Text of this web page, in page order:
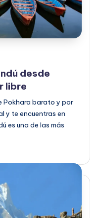
desde
libre
Pokhara barato y por
y te encuentras en
es una de las más